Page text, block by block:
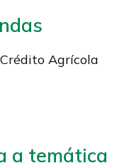
Agrícola
a temática